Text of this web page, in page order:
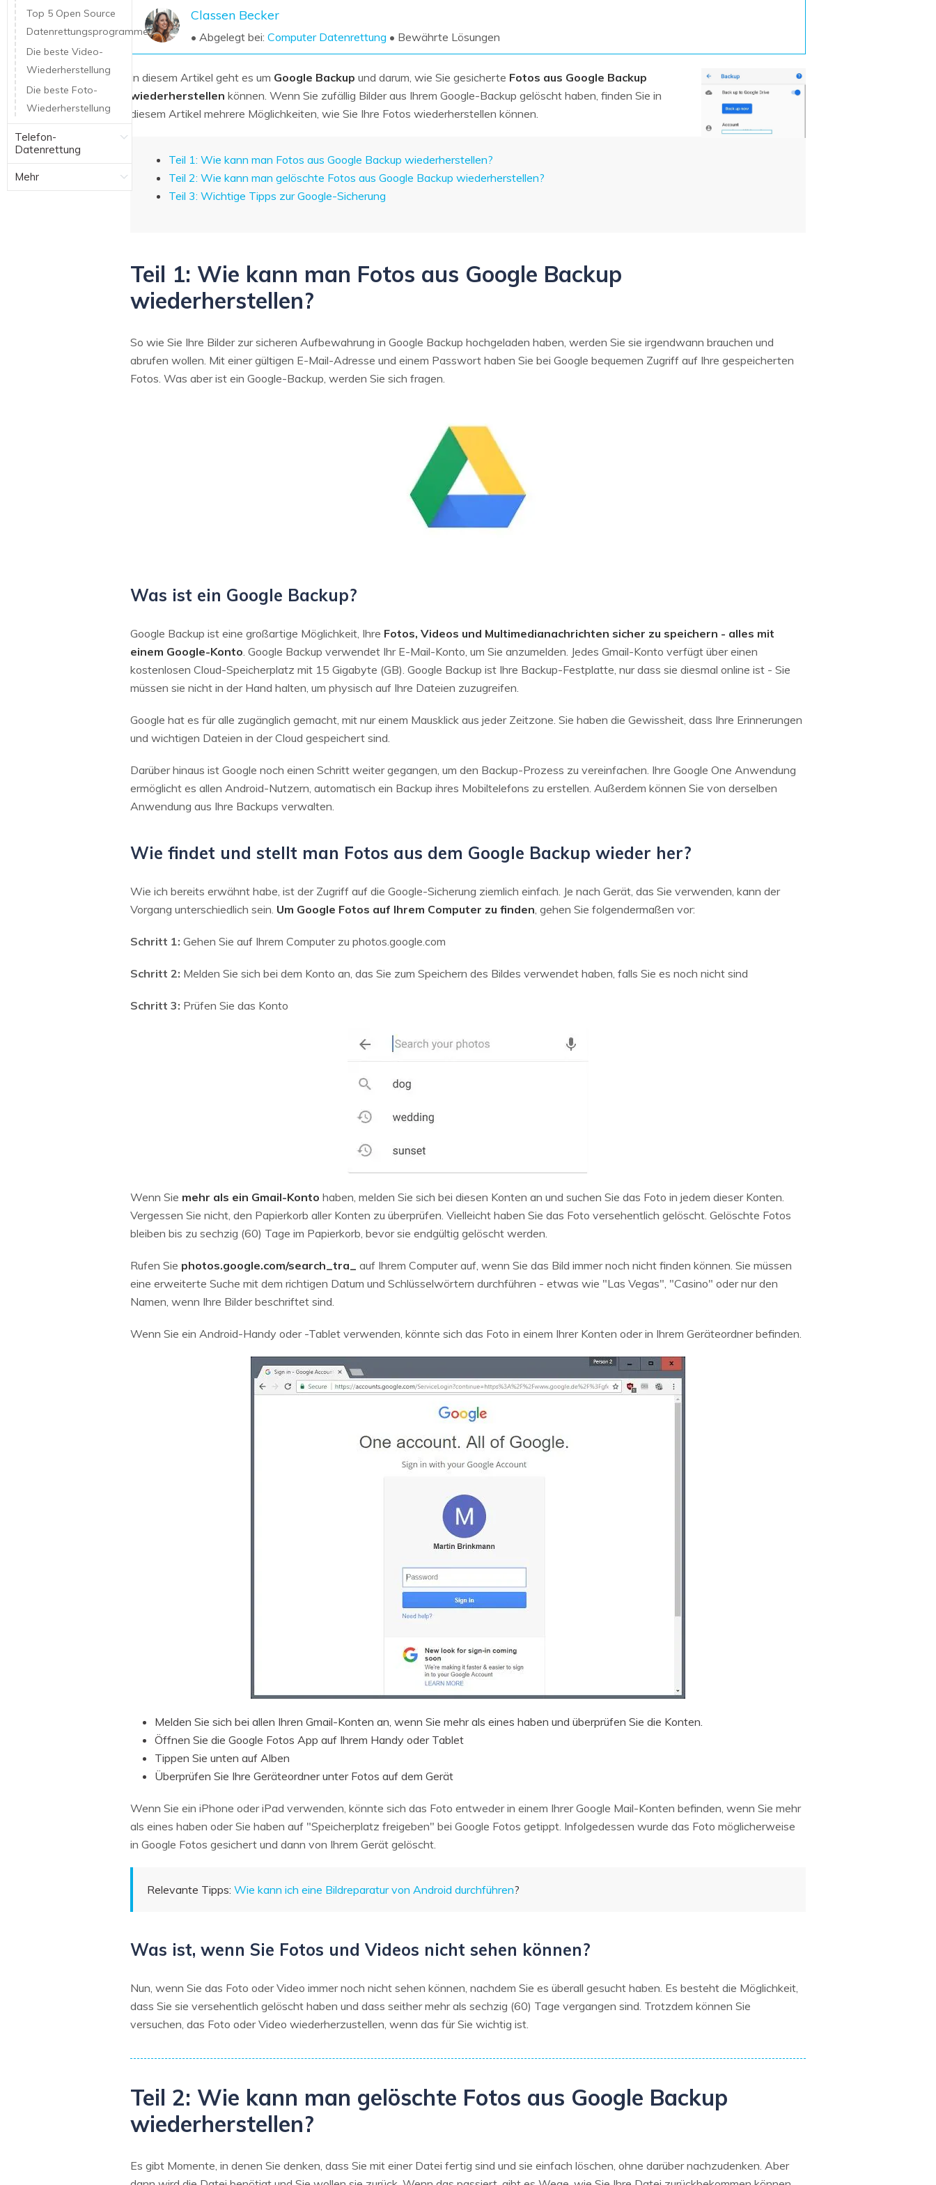
NAS-Datenrettung
Mac-Papierkorb-Wiederherstellung
Neu
ZIP-
Wiederherstellung
Email-
Wiederherstellung
PDF-
Wiederherstellung
Datenrettung
Neu
RAW-Festplatten-
Werkseinstellung
ALLE FUNKTIONEN ENTDECKEN
Classen Becker
• Abgelegt bei: Computer Datenrettung • Bewährte Lösungen
In diesem Artikel geht es um Google Backup und darum, wie Sie gesicherte Fotos aus Google Backup
wiederherstellen können. Wenn Sie zufällig Bilder aus Ihrem Google-Backup gelöscht haben, finden Sie in
diesem Artikel mehrere Möglichkeiten, wie Sie Ihre Fotos wiederherstellen können.
Teil 1: Wie kann man Fotos aus Google Backup wiederherstellen?
Teil 2: Wie kann man gelöschte Fotos aus Google Backup wiederherstellen?
Teil 3: Wichtige Tipps zur Google-Sicherung
Teil 1: Wie kann man Fotos aus Google Backup
wiederherstellen?
So wie Sie Ihre Bilder zur sicheren Aufbewahrung in Google Backup hochgeladen haben, werden Sie sie irgendwann brauchen und
abrufen wollen. Mit einer gültigen E-Mail-Adresse und einem Passwort haben Sie bei Google bequemen Zugriff auf Ihre gespeicherten
Fotos. Was aber ist ein Google-Backup, werden Sie sich fragen.
Was ist ein Google Backup?
Google Backup ist eine großartige Möglichkeit, Ihre Fotos, Videos und Multimedianachrichten sicher zu speichern - alles mit
einem Google-Konto. Google Backup verwendet Ihr E-Mail-Konto, um Sie anzumelden. Jedes Gmail-Konto verfügt über einen
kostenlosen Cloud-Speicherplatz mit 15 Gigabyte (GB). Google Backup ist Ihre Backup-Festplatte, nur dass sie diesmal online ist - Sie
müssen sie nicht in der Hand halten, um physisch auf Ihre Dateien zuzugreifen.
Google hat es für alle zugänglich gemacht, mit nur einem Mausklick aus jeder Zeitzone. Sie haben die Gewissheit, dass Ihre Erinnerungen
und wichtigen Dateien in der Cloud gespeichert sind.
Darüber hinaus ist Google noch einen Schritt weiter gegangen, um den Backup-Prozess zu vereinfachen. Ihre Google One Anwendung
ermöglicht es allen Android-Nutzern, automatisch ein Backup ihres Mobiltelefons zu erstellen. Außerdem können Sie von derselben
Anwendung aus Ihre Backups verwalten.
Wie findet und stellt man Fotos aus dem Google Backup wieder her?
Wie ich bereits erwähnt habe, ist der Zugriff auf die Google-Sicherung ziemlich einfach. Je nach Gerät, das Sie verwenden, kann der
Vorgang unterschiedlich sein. Um Google Fotos auf Ihrem Computer zu finden, gehen Sie folgendermaßen vor:
Schritt 1: Gehen Sie auf Ihrem Computer zu photos.google.com
Schritt 2: Melden Sie sich bei dem Konto an, das Sie zum Speichern des Bildes verwendet haben, falls Sie es noch nicht sind
Schritt 3: Prüfen Sie das Konto
Wenn Sie mehr als ein Gmail-Konto haben, melden Sie sich bei diesen Konten an und suchen Sie das Foto in jedem dieser Konten.
Vergessen Sie nicht, den Papierkorb aller Konten zu überprüfen. Vielleicht haben Sie das Foto versehentlich gelöscht. Gelöschte Fotos
bleiben bis zu sechzig (60) Tage im Papierkorb, bevor sie endgültig gelöscht werden.
Rufen Sie photos.google.com/search_tra_ auf Ihrem Computer auf, wenn Sie das Bild immer noch nicht finden können. Sie müssen
eine erweiterte Suche mit dem richtigen Datum und Schlüsselwörtern durchführen - etwas wie "Las Vegas", "Casino" oder nur den
Namen, wenn Ihre Bilder beschriftet sind.
Wenn Sie ein Android-Handy oder -Tablet verwenden, könnte sich das Foto in einem Ihrer Konten oder in Ihrem Geräteordner befinden.
Melden Sie sich bei allen Ihren Gmail-Konten an, wenn Sie mehr als eines haben und überprüfen Sie die Konten.
Öffnen Sie die Google Fotos App auf Ihrem Handy oder Tablet
Tippen Sie unten auf Alben
Überprüfen Sie Ihre Geräteordner unter Fotos auf dem Gerät
Wenn Sie ein iPhone oder iPad verwenden, könnte sich das Foto entweder in einem Ihrer Google Mail-Konten befinden, wenn Sie mehr
als eines haben oder Sie haben auf "Speicherplatz freigeben" bei Google Fotos getippt. Infolgedessen wurde das Foto möglicherweise
in Google Fotos gesichert und dann von Ihrem Gerät gelöscht.
Relevante Tipps: Wie kann ich eine Bildreparatur von Android durchführen?
Was ist, wenn Sie Fotos und Videos nicht sehen können?
Nun, wenn Sie das Foto oder Video immer noch nicht sehen können, nachdem Sie es überall gesucht haben. Es besteht die Möglichkeit,
dass Sie sie versehentlich gelöscht haben und dass seither mehr als sechzig (60) Tage vergangen sind. Trotzdem können Sie
versuchen, das Foto oder Video wiederherzustellen, wenn das für Sie wichtig ist.
Teil 2: Wie kann man gelöschte Fotos aus Google Backup
wiederherstellen?
Es gibt Momente, in denen Sie denken, dass Sie mit einer Datei fertig sind und sie einfach löschen, ohne darüber nachzudenken. Aber
Top 5 Open Source
Datenrettungsprogramme
Die beste Video-
Wiederherstellung
Die beste Foto-
Wiederherstellung
Telefon-
Datenrettung
Mehr